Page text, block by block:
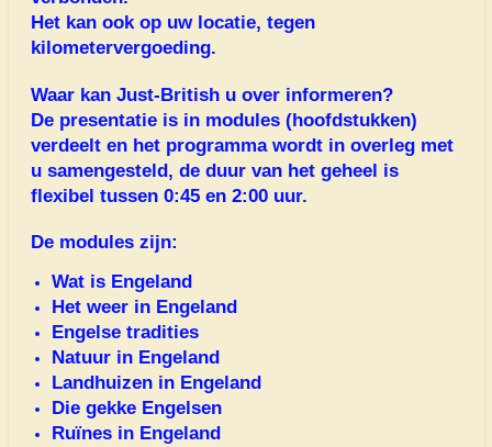
Het kan ook op uw locatie, tegen
kilometervergoeding.
Waar kan Just-British u over informeren?
De presentatie is in modules (hoofdstukken)
verdeelt en het programma wordt in overleg met
u samengesteld, de duur van het geheel is
flexibel tussen 0:45 en 2:00 uur.
De modules zijn:
Wat is Engeland
Het weer in Engeland
Engelse tradities
Natuur in Engeland
Landhuizen in Engeland
Die gekke Engelsen
Ruïnes in Engeland